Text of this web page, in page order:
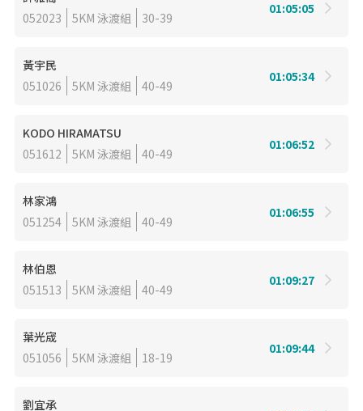
052023
5KM 泳渡組 30-39
01:05:05
黃宇民
051026
5KM 泳渡組 40-49
01:05:34
KODO HIRAMATSU
051612
5KM 泳渡組 40-49
01:06:52
林家鴻
051254
5KM 泳渡組 40-49
01:06:55
林伯恩
051513
5KM 泳渡組 40-49
01:09:27
葉光宬
051056
5KM 泳渡組 18-19
01:09:44
劉宜承